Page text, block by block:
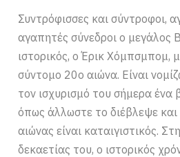
Συντρόφισσες και σύντροφοι,
αγαπητές σύνεδροι ο μεγάλος
ιστορικός, ο Έρικ Χόμπσμπομ,
σύντομο 20ο αιώνα. Είναι
τον ισχυρισμό του σήμερα
όπως άλλωστε το διέβλεψε και
αιώνας είναι καταιγιστικός.
δεκαετίας του, ο ιστορικός